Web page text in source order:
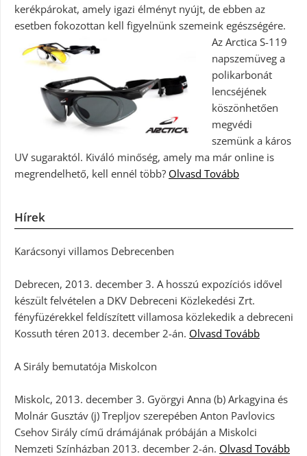
kerékpárokat, amely igazi élményt nyújt, de ebben az
esetben fokozottan kell figyelnünk szemeink egészségére.
Az Arctica S-119
napszemüveg a
polikarbonát
lencséjének
köszönhetően
megvédi
szemünk a káros
UV sugaraktól. Kiváló minőség, amely ma már online is
megrendelhető, kell ennél több? Olvasd Tovább
Hírek
Karácsonyi villamos Debrecenben
Debrecen, 2013. december 3. A hosszú expozíciós idővel
készült felvételen a DKV Debreceni Közlekedési Zrt.
fényfüzérekkel feldíszített villamosa közlekedik a debreceni
Kossuth téren 2013. december 2-án. Olvasd Tovább
A Sirály bemutatója Miskolcon
Miskolc, 2013. december 3. Györgyi Anna (b) Arkagyina és
Molnár Gusztáv (j) Trepljov szerepében Anton Pavlovics
Csehov Sirály című drámájának próbáján a Miskolci
Nemzeti Színházban 2013. december 2-án. Olvasd Tovább